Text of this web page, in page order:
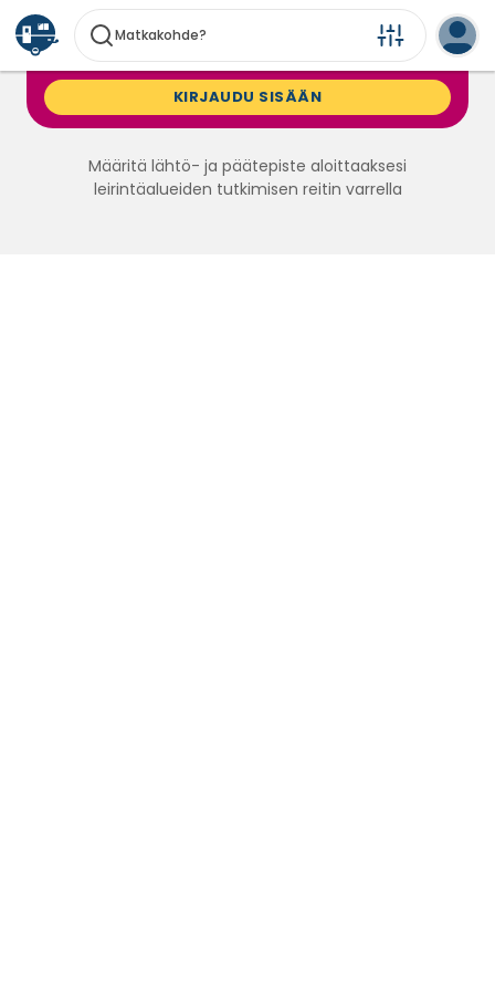
Matkakohde?
Ansaitset bonusyön 10 leimalla.
KIRJAUDU SISÄÄN
Määritä lähtö- ja päätepiste aloittaaksesi
leirintäalueiden tutkimisen reitin varrella